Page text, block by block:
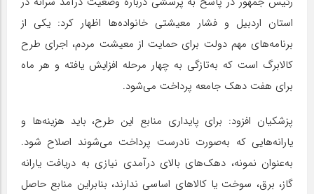
استان اردبیل و فشار معیشتی خانواده‌ها اظهار کرد: یکی از
برنامه‌های مهم دولت برای حمایت از معیشت مردم، اجرای طرح
کالابرگ است که به‌تازگی به چهار مرحله افزایش یافته و هر ماه
برای هفت دهک جامعه پرداخت می‌شود.
پزشکیان افزود: برای پایداری منابع این طرح، باید هزینه‌ها و
یارانه‌هایی که به‌صورت نادرست پرداخت می‌شوند اصلاح شود.
به‌عنوان نمونه، دهک‌های بالای درآمدی نیازی به دریافت یارانه
گاز، برق، سوخت یا کالاهای اساسی ندارند، بنابراین منابع حاصل